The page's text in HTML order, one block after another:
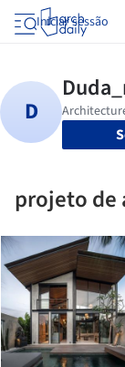
Iniciar sessão
projeto de